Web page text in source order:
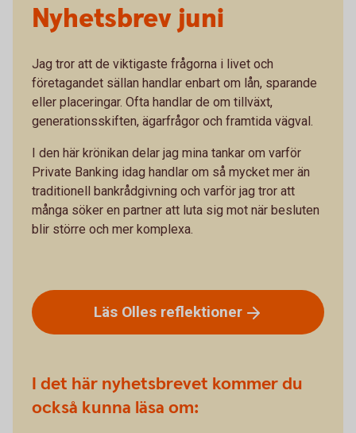
Nyhetsbrev juni
Jag tror att de viktigaste frågorna i livet och
företagandet sällan handlar enbart om lån, sparande
eller placeringar. Ofta handlar de om tillväxt,
generationsskiften, ägarfrågor och framtida vägval.
I den här krönikan delar jag mina tankar om varför
Private Banking idag handlar om så mycket mer än
traditionell bankrådgivning och varför jag tror att
många söker en partner att luta sig mot när besluten
blir större och mer komplexa.
Läs Olles reflektioner
I det här nyhetsbrevet kommer du
också kunna läsa om: